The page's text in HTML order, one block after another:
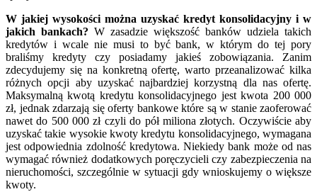
W jakiej wysokości można uzyskać kredyt konsolidacyjny i w
jakich bankach? W zasadzie większość banków udziela takich
kredytów i wcale nie musi to być bank, w którym do tej pory
braliśmy kredyty czy posiadamy jakieś zobowiązania. Zanim
zdecydujemy się na konkretną ofertę, warto przeanalizować kilka
różnych opcji aby uzyskać najbardziej korzystną dla nas ofertę.
Maksymalną kwotą kredytu konsolidacyjnego jest kwota 200 000
zł, jednak zdarzają się oferty bankowe które są w stanie zaoferować
nawet do 500 000 zł czyli do pół miliona złotych. Oczywiście aby
uzyskać takie wysokie kwoty kredytu konsolidacyjnego, wymagana
jest odpowiednia zdolność kredytowa. Niekiedy bank może od nas
wymagać również dodatkowych poręczycieli czy zabezpieczenia na
nieruchomości, szczególnie w sytuacji gdy wnioskujemy o większe
kwoty.